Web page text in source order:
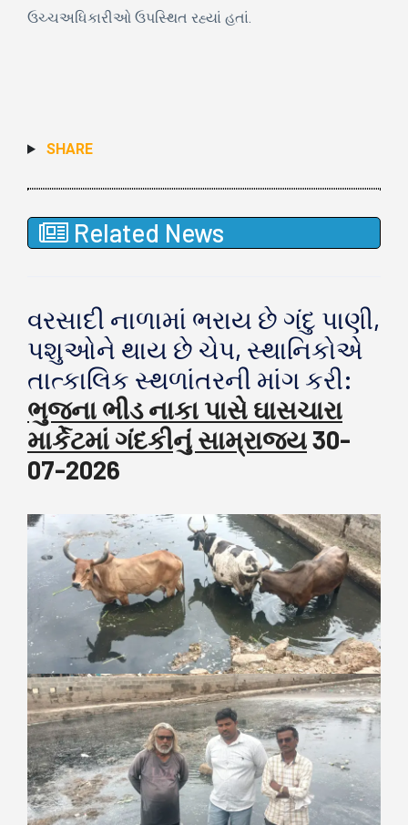
ઉચ્ચઅધિકારીઓ ઉપસ્થિત રહ્યાં હતાં.
SHARE
Related News
વરસાદી નાળામાં ભરાય છે ગંદુ પાણી,
પશુઓને થાય છે ચેપ, સ્થાનિકોએ
તાત્કાલિક સ્થળાંતરની માંગ કરી:
ભુજના ભીડ નાકા પાસે ઘાસચારા
માર્કેટમાં ગંદકીનું સામ્રાજ્ય30-
07-2026